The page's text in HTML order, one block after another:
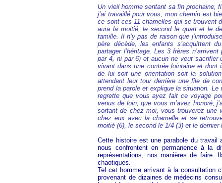
Un vieil homme sentant sa fin prochaine,
j’ai travaillé pour vous, mon chemin est
ce sont ces 11 chamelles qui se trouvent
aura la moitié, le second le quart et le
famille. Il n’y pas de raison que
père décède, les enfants s’acquittent
partager l’héritage. Les 3 frères
par 4, ni par 6) et aucun ne veut sacrifier
vivant dans une contrée lointaine et dont
de lui soit une orientation soit la
attendant leur tour derrière une file de
prend la parole et explique la situation.
regrette que vous ayez fait ce voyage
venus de loin, que vous m’avez honoré,
sortant de chez moi, vous trouverez une
chez eux avec la chamelle et se
moitié (6), le second le 1/4 (3) et le dernier
Cette histoire est une parabole du travail
nous confrontent en permanence à la
représentations, nos manières de faire.
chaotiques.
Tel cet homme arrivant à la consultation
provenant de dizaines de médecins